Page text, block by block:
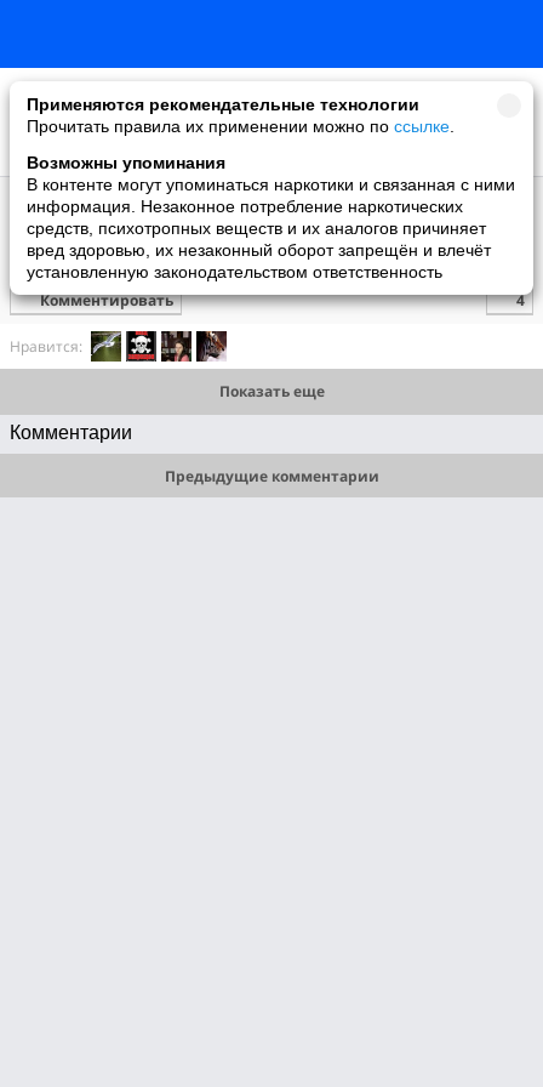
Применяются рекомендательные технологии
Прочитать правила их применении можно по ссылке
Возможны упоминания
В контенте могут упоминаться наркотики и связанная с ними
информация. Незаконное потребление наркотических
средств, психотропных веществ и их аналогов причиняет
вред здоровью, их незаконный оборот запрещён и влечёт
установленную законодательством ответственность
Супер топ
добавил видео
8 мая
Супер!
Комментировать
Нравится:
Показать еще
Комментарии
Предыдущие комментарии